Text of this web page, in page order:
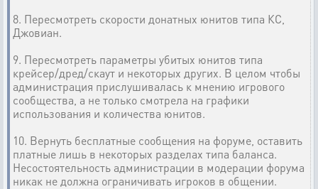
8. Пересмотреть скорости донатных юнитов типа КС,
Джовиан.
9. Пересмотреть параметры убитых юнитов типа
крейсер/дред/скаут и некоторых других. В целом чтобы
администрация прислушивалась к мнению игрового
сообщества, а не только смотрела на графики
использования и количества юнитов.
10. Вернуть бесплатные сообщения на форуме, оставить
платные лишь в некоторых разделах типа баланса.
Несостоятельность администрации в модерации форума
никак не должна ограничивать игроков в общении.